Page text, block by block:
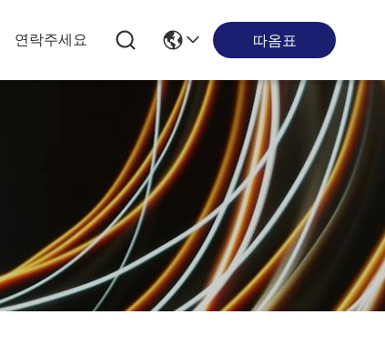
연락주세요 따옴표